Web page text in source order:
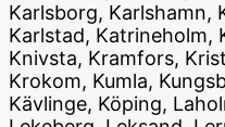
Karlsborg, Karlshamn,
Karlstad, Katrineholm,
Knivsta, Kramfors,
Krokom, Kumla,
Kävlinge, Köping,